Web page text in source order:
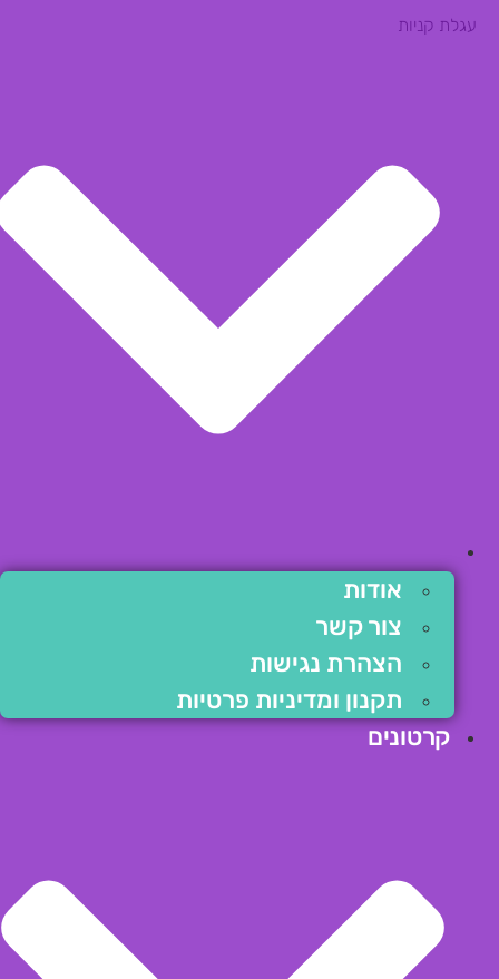
עגלת קניות
אודות
צור קשר
הצהרת נגישות
תקנון ומדיניות פרטיות
קרטונים